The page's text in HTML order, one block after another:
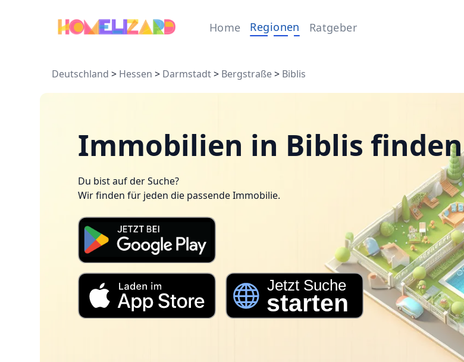
Home Regionen Ratgeber
Deutschland > Hessen > Darmstadt> Bergstraße> Biblis
Immobilien in Biblis finden
Du bist auf der Suche?
Wir finden für jeden die passende Immobilie.